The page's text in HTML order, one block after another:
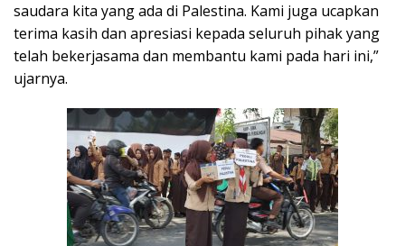
saudara kita yang ada di Palestina. Kami juga ucapkan
terima kasih dan apresiasi kepada seluruh pihak yang
telah bekerjasama dan membantu kami pada hari ini,”
ujarnya.